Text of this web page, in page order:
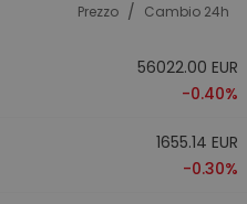
Prezzo / Cambio 24h
56022.00 EUR
-0.40%
1655.14 EUR
-0.30%